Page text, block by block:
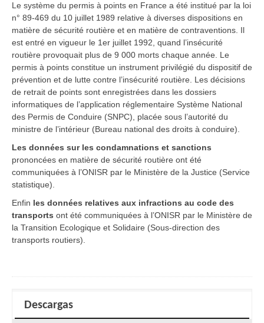
Le système du permis à points en France a été institué par la loi
n° 89-469 du 10 juillet 1989 relative à diverses dispositions en
matière de sécurité routière et en matière de contraventions. Il
est entré en vigueur le 1er juillet 1992, quand l’insécurité
routière provoquait plus de 9 000 morts chaque année. Le
permis à points constitue un instrument privilégié du dispositif de
prévention et de lutte contre l’insécurité routière. Les décisions
de retrait de points sont enregistrées dans les dossiers
informatiques de l’application réglementaire Système National
des Permis de Conduire (SNPC), placée sous l’autorité du
ministre de l’intérieur (Bureau national des droits à conduire).
Les données sur les condamnations et sanctions
prononcées en matière de sécurité routière ont été
communiquées à l’ONISR par le Ministère de la Justice (Service
statistique).
Enfin les données relatives aux infractions au code des
transports ont été communiquées à l’ONISR par le Ministère de
la Transition Ecologique et Solidaire (Sous-direction des
transports routiers).
Descargas